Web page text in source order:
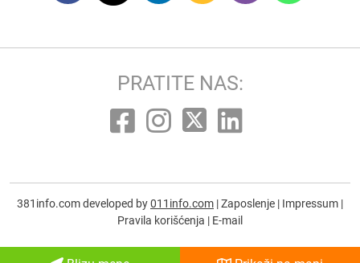
PRATITE NAS:
381info.com developed by011info.com |Zaposlenje | Impressum |
Pravila korišćenja | E-mail